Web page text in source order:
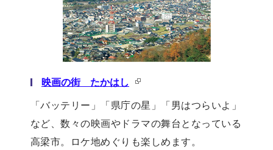
映画の街 たかはし
「バッテリー」「県庁の星」「男はつらいよ」
など、数々の映画やドラマの舞台となっている
高梁市。ロケ地めぐりも楽しめます。